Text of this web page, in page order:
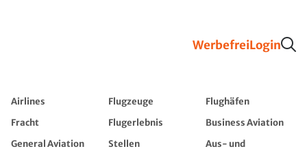
WerbefreiLogin
Airlines Flugzeuge
Flughäfen
Fracht
Flugerlebnis
Business Aviation
General Aviation
Stellen
Aus- und